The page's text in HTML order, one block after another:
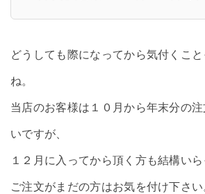
どうしても際になってから気付くこ
ね。
当店のお客様は１０月から年末分の
いですが、
１２月に入ってから頂く方も結構いら
ご注文がまだの方はお気を付け下さい